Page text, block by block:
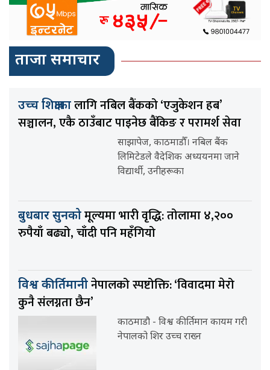
ताजा समाचार
उच्च शिक्षाकालागि नबिल बैंकको ‘एजुकेशन हब’
सञ्चालन, एकै ठाउँबाट पाइनेछ बैंकिङ र परामर्श सेवा
साझापेज, काठमाडौँ। नबिल बैंक
लिमिटेडले वैदेशिक अध्ययनमा जाने
विद्यार्थी, उनीहरूका
बुधबार सुनकोमूल्यमा भारी वृद्धि: तोलामा ४,२००
रुपैयाँ बढ्यो, चाँदी पनि महँगियो
विश्व कीर्तिमानीनेपालको स्पष्टोक्ति: ‘विवादमा मेरो
कुनै संलग्नता छैन’
काठमाडौ - विश्व कीर्तिमान कायम गरी
नेपालको शिर उच्च राख्न